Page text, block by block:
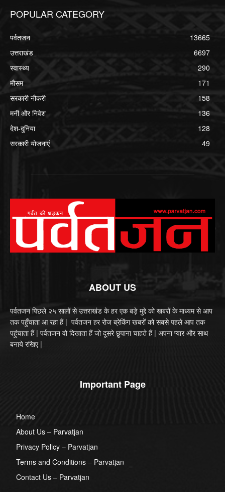
POPULAR CATEGORY
पर्वतजन
13665
उत्तराखंड
6697
स्वास्थ्य
290
मौसम
171
सरकारी नौकरी
158
मनी और निवेश
136
देश-दुनिया
128
सरकारी योजनाएं
49
ABOUT US
पर्वतजन पिछले २५ सालों से उत्तराखंड के हर एक बड़े मुद्दे को खबरों के माध्यम से आप
तक पहुँचाता आ रहा हैं | पर्वतजन हर रोज ब्रेकिंग खबरों को सबसे पहले आप तक
पहुंचाता हैं | पर्वतजन वो दिखाता हैं जो दूसरे छुपाना चाहते हैं | अपना प्यार और साथ
बनाये रखिए |
Important Page
Home
About Us – Parvatjan
Privacy Policy – Parvatjan
Terms and Conditions – Parvatjan
Contact Us – Parvatjan